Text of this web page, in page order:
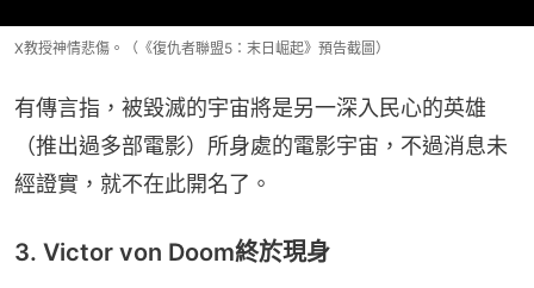
X教授神情悲傷。（《復仇者聯盟5：末日崛起》預告截圖）
有傳言指，被毀滅的宇宙將是另一深入民心的英雄
（推出過多部電影）所身處的電影宇宙，不過消息未
經證實，就不在此開名了。
3. Victor von Doom終於現身